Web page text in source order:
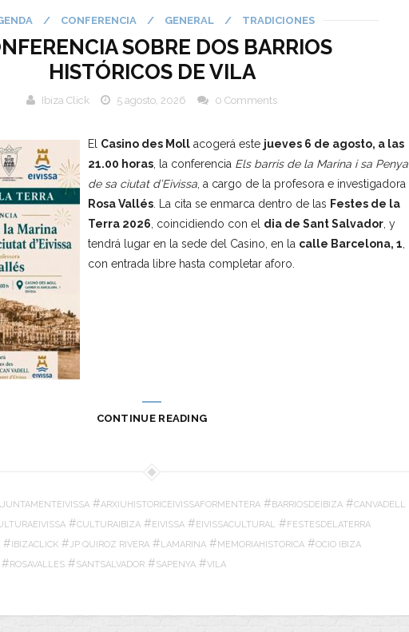
/ CONFERENCIA / GENERAL / TRADICIONES
SOBRE DOS BARRIOS
HISTÓRICOS DE VILA
Ibiza Click 5 agosto, 2026 0 Comments
El Casino des Moll acogerá este jueves 6 de agosto, a las
21.00 horas , la conferencia Els barris de la Marina i sa Penya
de sa ciutat d’Eivissa , a cargo de la profesora e investigadora
Rosa Vallés . La cita se enmarca dentro de las Festes de la
Terra 2026 , coincidiendo con el dia de Sant Salvador , y
tendrá lugar en la sede del Casino, en la calle Barcelona, 1
con entrada libre hasta completar aforo.
CONTINUE READING
#ARXIUHISTORICEIVISSAFORMENTERA #BARRIOSDEIBIZA #CANVADELL
#CULTURAIBIZA #EIVISSA #EIVISSACULTURAL #FESTESDELATERRA
#IBIZACLICK #JP QUIROZ RIVERA #LAMARINA #MEMORIAHISTORICA #OCIO IBIZA
#ROSAVALLES #SANTSALVADOR #SAPENYA #VILA